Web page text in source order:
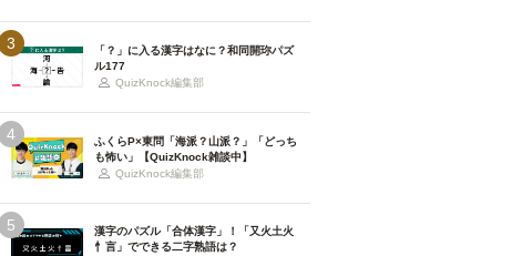
3
「？」に入る漢字はなに？和同開珎パズ
ル177
QuizKnock編集部
4
ふくらP×東問「海派？山派？」「どっち
も怖い」【QuizKnock雑談中】
QuizKnock編集部
5
漢字のパズル「合体漢字」！「又火土火
忄言」でできる二字熟語は？